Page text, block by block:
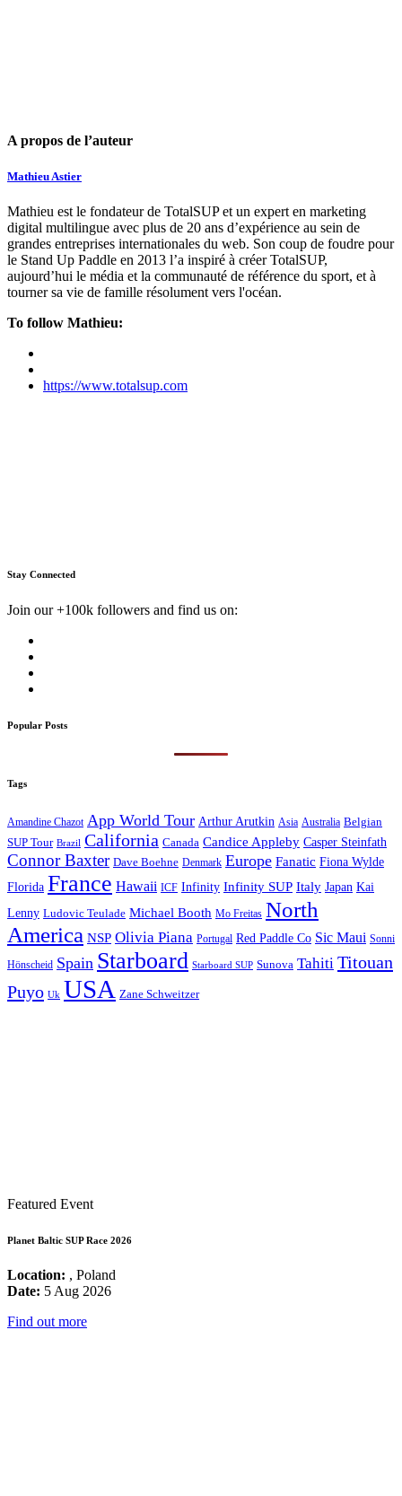
A propos de l’auteur
Mathieu Astier
Mathieu est le fondateur de TotalSUP et un expert en marketing
digital multilingue avec plus de 20 ans d’expérience au sein de
grandes entreprises internationales du web. Son coup de foudre pour
le Stand Up Paddle en 2013 l’a inspiré à créer TotalSUP,
aujourd’hui le média et la communauté de référence du sport, et à
tourner sa vie de famille résolument vers l'océan.
To follow Mathieu:
https://www.totalsup.com
Stay Connected
Join our +100k followers and find us on:
Popular Posts
Tags
Amandine Chazot App World Tour Arthur Arutkin Asia Australia Belgian
SUP Tour Brazil California Canada Candice Appleby Casper Steinfath
Connor Baxter Dave Boehne Denmark Europe Fanatic Fiona Wylde
Florida France Hawaii ICF Infinity Infinity SUP Italy Japan Kai
Lenny Ludovic Teulade Michael Booth Mo Freitas North
America NSP Olivia Piana Portugal Red Paddle Co Sic Maui Sonni
Hönscheid Spain Starboard Starboard SUP Sunova Tahiti Titouan
Puyo Uk USA Zane Schweitzer
Featured Event
Planet Baltic SUP Race 2026
Location: , Poland
Date: 5 Aug 2026
Find out more